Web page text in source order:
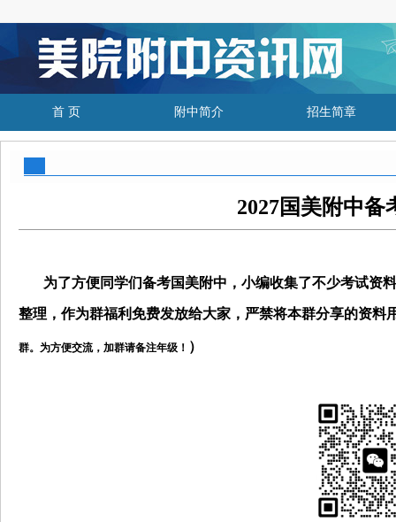
首 页 附中简介 招生简章
2027国美附中备
为了方便同学们备考国美附中，小编收集了不少考试资
整理，作为群福利免费发放给大家，严禁将本群分享的资料
群。为方便交流， 加群请备注年级！ ）